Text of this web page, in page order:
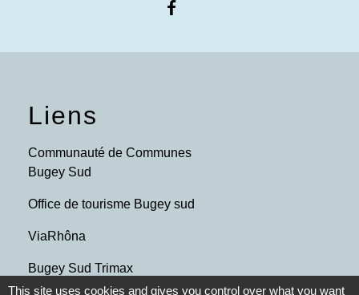
Liens
Communauté de Communes
Bugey Sud
Office de tourisme Bugey sud
ViaRhôna
Bugey Sud Trimax
This site uses cookies and gives you control over what you want